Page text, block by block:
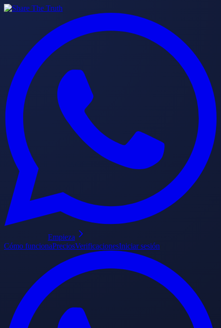
Empieza
Cómo funcionaPreciosVerificacionesIniciar sesión